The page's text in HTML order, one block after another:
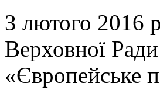
З лютого 2016
Верховної
«Європейське